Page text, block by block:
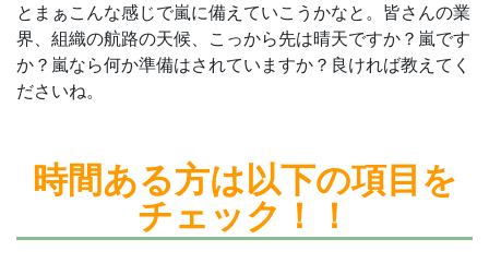
とまぁこんな感じで嵐に備えていこうかなと。皆さんの業
界、組織の航路の天候、こっから先は晴天ですか？嵐です
か？嵐なら何か準備はされていますか？良ければ教えてく
ださいね。
時間ある方は以下の項目を
チェック！！